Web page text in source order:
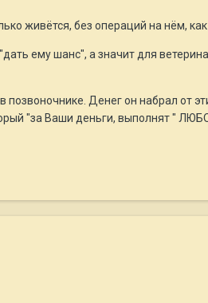
живётся, без операций на нём, как
ему шанс", а значит для
позвоночнике. Денег он набрал от
"за Ваши деньги, выполнят "